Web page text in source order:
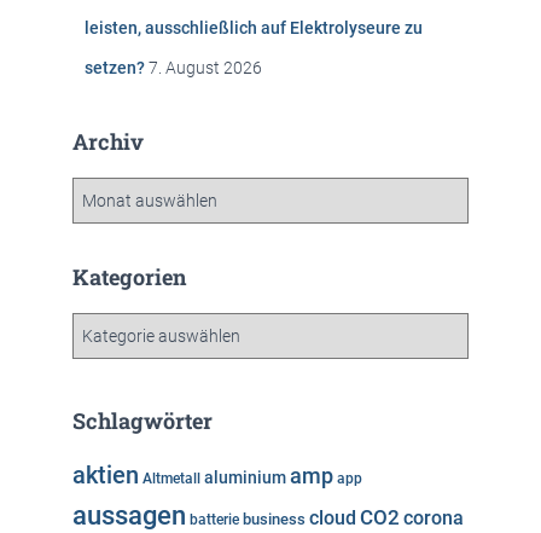
leisten, ausschließlich auf Elektrolyseure zu
setzen?7. August 2026
Archiv
h
Kategorien
g
r
i
Schlagwörter
aktien Altmetall aluminiumamp app
aussagen batterie business cloud CO2 corona